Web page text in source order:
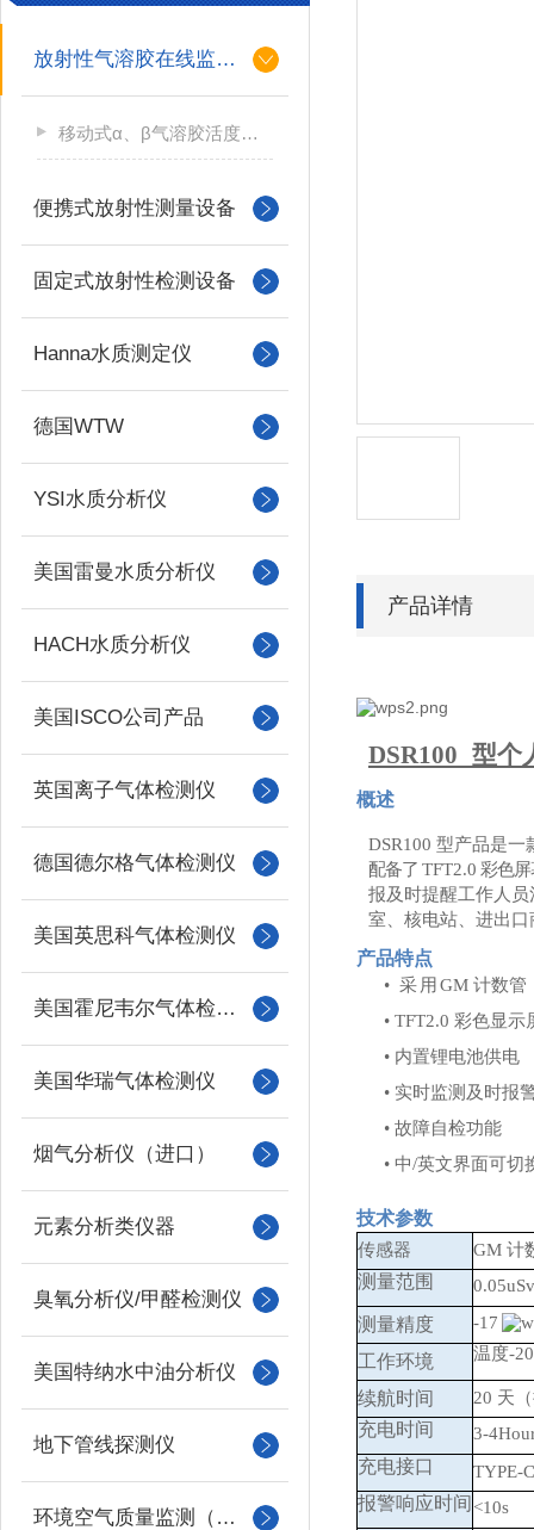
放射性气溶胶在线监测仪
移动式α、β气溶胶活度测量仪
便携式放射性测量设备
固定式放射性检测设备
Hanna水质测定仪
德国WTW
YSI水质分析仪
美国雷曼水质分析仪
HACH水质分析仪
美国ISCO公司产品
英国离子气体检测仪
德国德尔格气体检测仪
美国英思科气体检测仪
美国霍尼韦尔气体检测仪
美国华瑞气体检测仪
烟气分析仪（进口）
元素分析类仪器
臭氧分析仪/甲醛检测仪
美国特纳水中油分析仪
地下管线探测仪
环境空气质量监测（美国Met one）
产品详情
DSR100 型个
概述
DSR100 型产品是一
配备了 TFT2.0 彩色
报及时提醒工作人
室、核电站、进出
产品特点
• 采用 GM 计数管
• TFT2.0 彩色显示
• 内置锂电池供电
• 实时监测及时报
• 故障自检功能
• 中/英文界面可切
技术参数
传感器 GM 计
测量范围 0.05uSv
测量精度 -17
工作环境 温度-
续航时间 20 天
充电时间 3-
充电接口 TYPE-
报警响应时间 <10s